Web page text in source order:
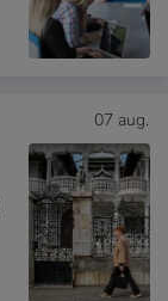
07 aug.